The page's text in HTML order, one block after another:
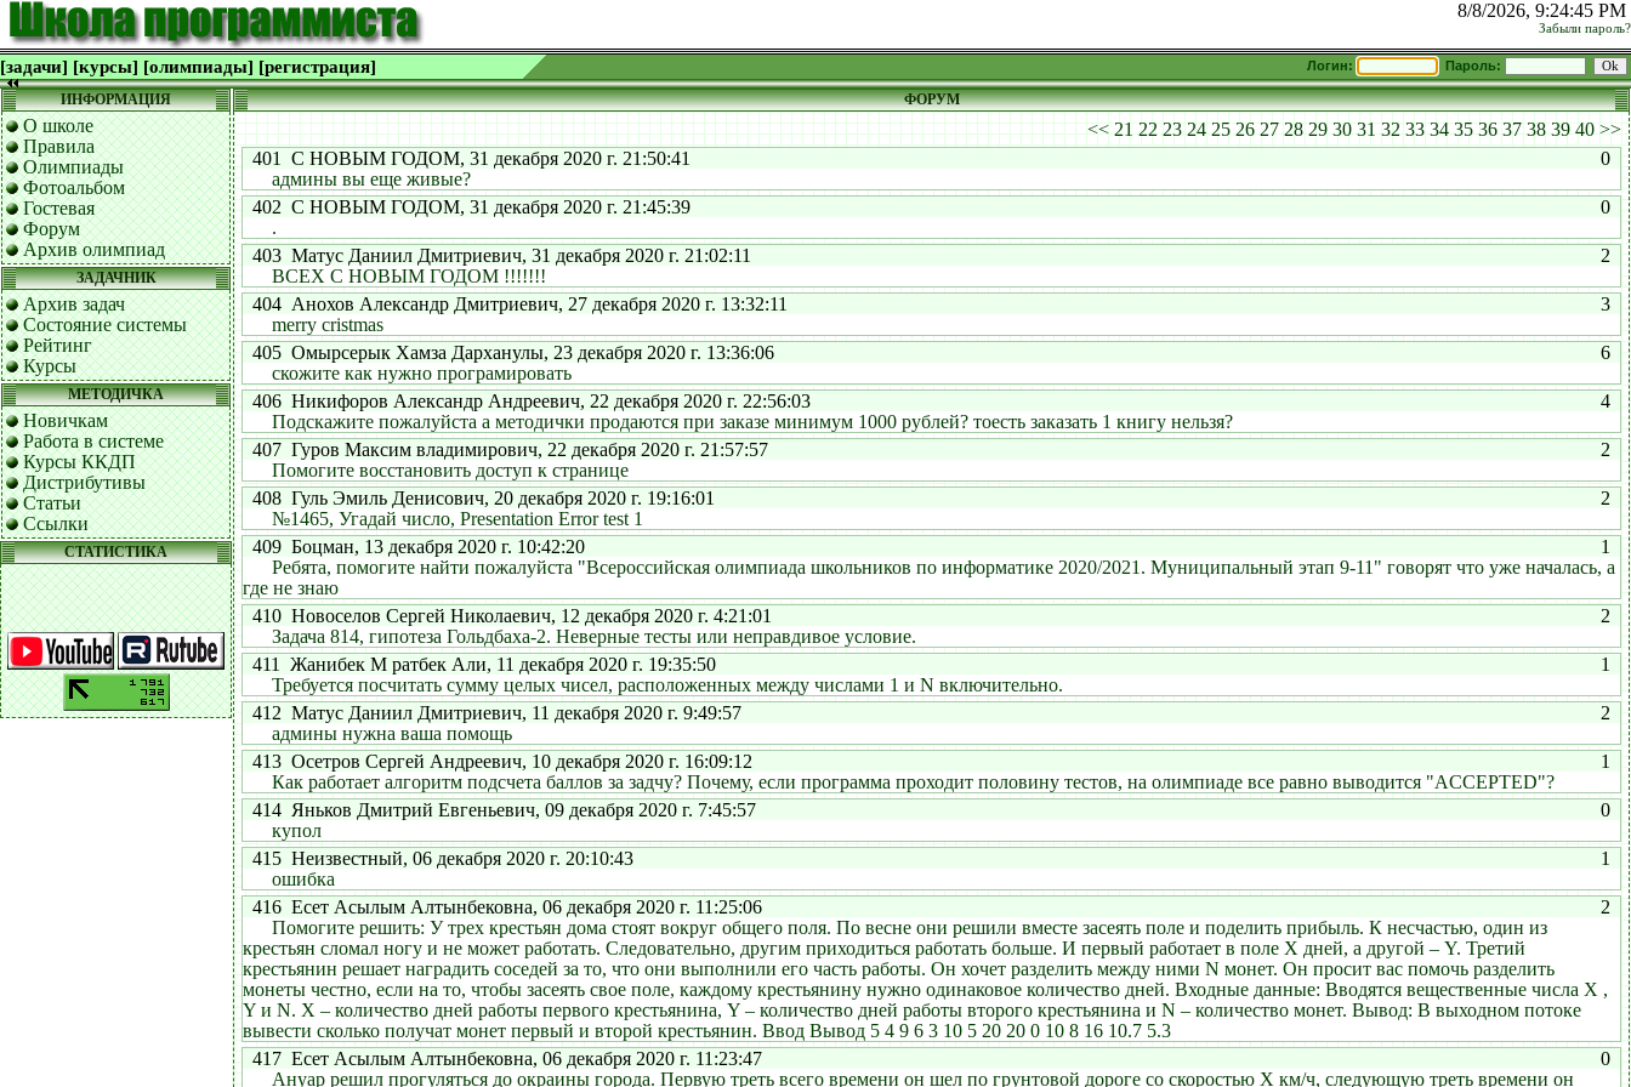
8/8/2026, 9:24:45 PM
Забыли пароль?
[задачи] [курсы] [олимпиады] [регистрация] Логин: Пароль:
ИНФОРМАЦИЯ
О школе
Правила
Олимпиады
Фотоальбом
Гостевая
Форум
Архив олимпиад
ЗАДАЧНИК
Архив задач
Состояние системы
Рейтинг
Курсы
МЕТОДИЧКА
Новичкам
Работа в системе
Курсы ККДП
Дистрибутивы
Статьи
Ссылки
СТАТИСТИКА
ФОРУМ
<< 21 22 23 24 25 26 27 28 29 30 31 32 33 34 35 36 37 38 39 40 >>
401 С НОВЫМ ГОДОМ, 31 декабря 2020 г. 21:50:41
0
админы вы еще живые?
402 С НОВЫМ ГОДОМ, 31 декабря 2020 г. 21:45:39
0
.
403 Матус Даниил Дмитриевич, 31 декабря 2020 г. 21:02:11
2
ВСЕХ С НОВЫМ ГОДОМ !!!!!!!
404 Анохов Александр Дмитриевич, 27 декабря 2020 г. 13:32:11
3
merry cristmas
405 Омырсерык Хамза Дарханулы, 23 декабря 2020 г. 13:36:06
6
скожите как нужно програмировать
406 Никифоров Александр Андреевич, 22 декабря 2020 г. 22:56:03
4
Подскажите пожалуйста а методички продаются при заказе минимум 1000 рублей? тоесть заказать 1 книгу нельзя?
407 Гуров Максим владимирович, 22 декабря 2020 г. 21:57:57
2
Помогите восстановить доступ к странице
408 Гуль Эмиль Денисович, 20 декабря 2020 г. 19:16:01
2
№1465, Угадай число, Presentation Error test 1
409 Боцман, 13 декабря 2020 г. 10:42:20
1
Ребята, помогите найти пожалуйста "Всероссийская олимпиада школьников по информатике 2020/2021. Муниципальный этап 9-11" говорят что уже началась, а
где не знаю
410 Новоселов Сергей Николаевич, 12 декабря 2020 г. 4:21:01
2
Задача 814, гипотеза Гольдбаха-2. Неверные тесты или неправдивое условие.
411 Жанибек М ратбек Али, 11 декабря 2020 г. 19:35:50
1
Требуется посчитать сумму целых чисел, расположенных между числами 1 и N включительно.
412 Матус Даниил Дмитриевич, 11 декабря 2020 г. 9:49:57
2
админы нужна ваша помощь
413 Осетров Сергей Андреевич, 10 декабря 2020 г. 16:09:12
1
Как работает алгоритм подсчета баллов за задчу? Почему, если программа проходит половину тестов, на олимпиаде все равно выводится "ACCEPTED"?
414 Яньков Дмитрий Евгеньевич, 09 декабря 2020 г. 7:45:57
0
купол
415 Неизвестный, 06 декабря 2020 г. 20:10:43
1
ошибка
416 Есет Асылым Алтынбековна, 06 декабря 2020 г. 11:25:06
2
Помогите решить: У трех крестьян дома стоят вокруг общего поля. По весне они решили вместе засеять поле и поделить прибыль. К несчастью, один из
крестьян сломал ногу и не может работать. Следовательно, другим приходиться работать больше. И первый работает в поле X дней, а другой – Y. Третий
крестьянин решает наградить соседей за то, что они выполнили его часть работы. Он хочет разделить между ними N монет. Он просит вас помочь разделить
монеты честно, если на то, чтобы засеять свое поле, каждому крестьянину нужно одинаковое количество дней. Входные данные: Вводятся вещественные числа X ,
Y и N. X – количество дней работы первого крестьянина, Y – количество дней работы второго крестьянина и N – количество монет. Вывод: В выходном потоке
вывести сколько получат монет первый и второй крестьянин. Ввод Вывод 5 4 9 6 3 10 5 20 20 0 10 8 16 10.7 5.3
417 Есет Асылым Алтынбековна, 06 декабря 2020 г. 11:23:47
0
Ануар решил прогуляться до окраины города. Первую треть всего времени он шел по грунтовой дороге со скоростью X км/ч, следующую треть времени он